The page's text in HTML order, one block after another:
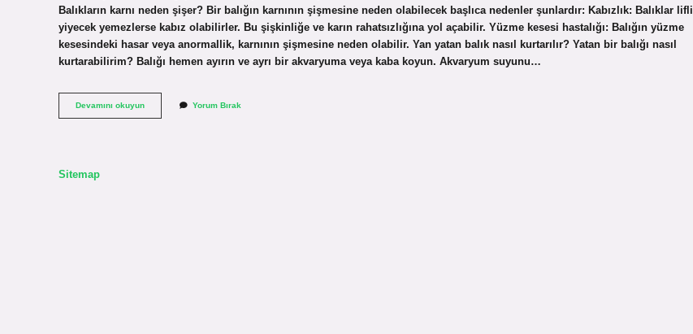
Balıkların karnı neden şişer? Bir balığın karnının şişmesine neden olabilecek başlıca nedenler şunlardır: Kabızlık: Balıklar lifli
yiyecek yemezlerse kabız olabilirler. Bu şişkinliğe ve karın rahatsızlığına yol açabilir. Yüzme kesesi hastalığı: Balığın yüzme
kesesindeki hasar veya anormallik, karnının şişmesine neden olabilir. Yan yatan balık nasıl kurtarılır? Yatan bir balığı nasıl
kurtarabilirim? Balığı hemen ayırın ve ayrı bir akvaryuma veya kaba koyun. Akvaryum suyunu…
Devamını okuyunKarnı
Şişen
Yorum Bırak
Sitemap